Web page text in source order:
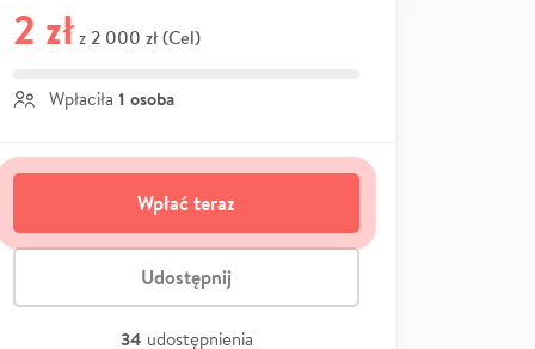
2 zł z 2 000 zł (Cel)
Wpłaciła 1 osoba
Wpłać teraz
Udostępnij
34 udostępnienia